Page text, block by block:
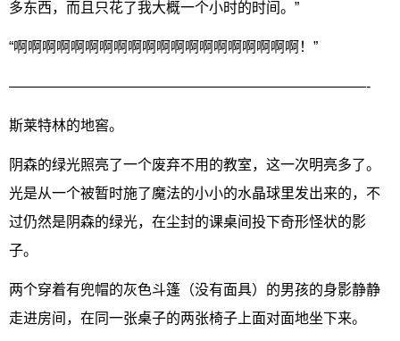
多东西，而且只花了我大概一个小时的时间。”
“啊啊啊啊啊啊啊啊啊啊啊啊啊啊啊啊啊啊啊啊！”
—————————————————————————-
斯莱特林的地窖。
阴森的绿光照亮了一个废弃不用的教室，这一次明亮多了。
光是从一个被暂时施了魔法的小小的水晶球里发出来的，不
过仍然是阴森的绿光，在尘封的课桌间投下奇形怪状的影
子。
两个穿着有兜帽的灰色斗篷（没有面具）的男孩的身影静静
走进房间，在同一张桌子的两张椅子上面对面地坐下来。